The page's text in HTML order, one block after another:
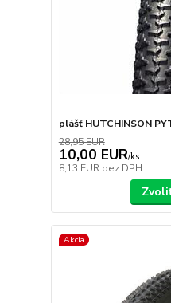
plášť HUTCHINSON
28,95 EUR
10,00 EUR/ks
8,13 EUR bez DPH
Akcia